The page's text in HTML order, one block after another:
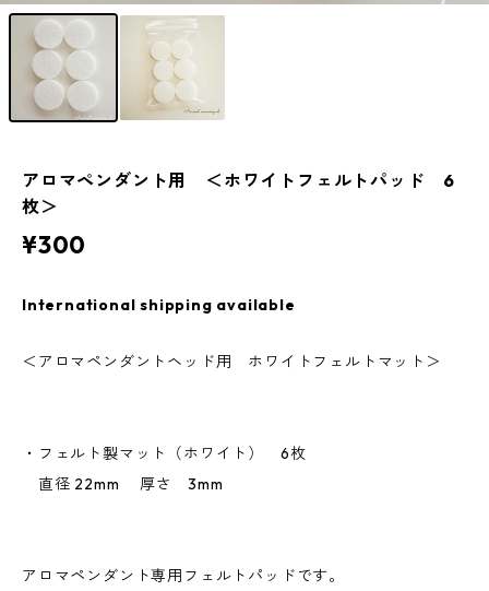
アロマペンダント用 ＜ホワイトフェルトパッド 6
枚＞
¥300
International shipping available
＜アロマペンダントヘッド用 ホワイトフェルトマット＞
・フェルト製マット（ホワイト） 6枚
直径 22mm 厚さ 3mm
アロマペンダント専用フェルトパッドです。